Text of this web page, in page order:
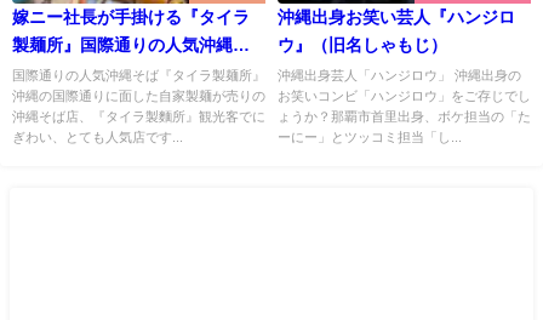
嫁ニー社長が手掛ける『タイラ
製麺所』国際通りの人気沖縄そ
ば屋！製麺工場まで取材
国際通りの人気沖縄そば『タイラ製麺所』
沖縄の国際通りに面した自家製麺が売りの
沖縄そば店、『タイラ製麵所』観光客でに
ぎわい、とても人気店です...
沖縄出身お笑い芸人『ハンジロ
ウ』（旧名しゃもじ）
沖縄出身芸人「ハンジロウ」 沖縄出身の
お笑いコンビ「ハンジロウ」をご存じでし
ょうか？那覇市首里出身、ボケ担当の「た
ーにー」とツッコミ担当「し...